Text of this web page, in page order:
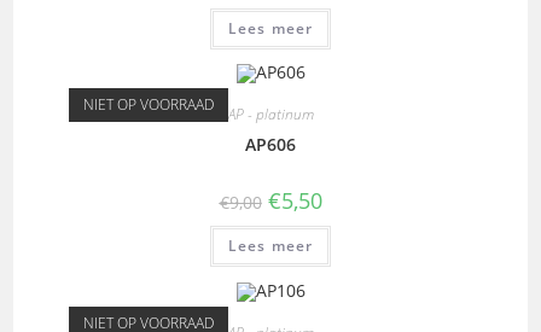
Lees meer
NIET OP VOORRAAD AP - platinum
AP606
€9,00 €5,50
Lees meer
NIET OP VOORRAAD